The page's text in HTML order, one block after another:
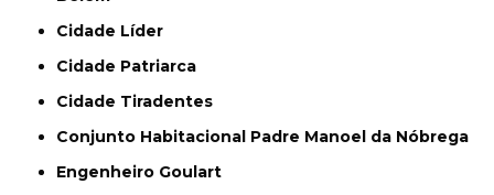
Cidade Líder
Cidade Patriarca
Cidade Tiradentes
Conjunto Habitacional Padre Manoel da Nóbrega
Engenheiro Goulart